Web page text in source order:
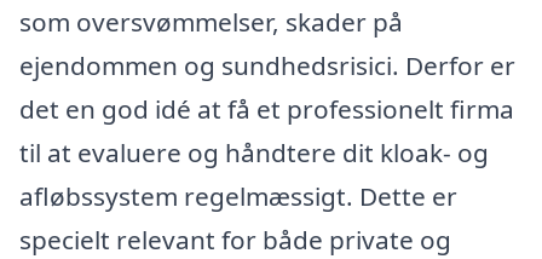
som oversvømmelser, skader på
ejendommen og sundhedsrisici. Derfor er
det en god idé at få et professionelt firma
til at evaluere og håndtere dit kloak- og
afløbssystem regelmæssigt. Dette er
specielt relevant for både private og